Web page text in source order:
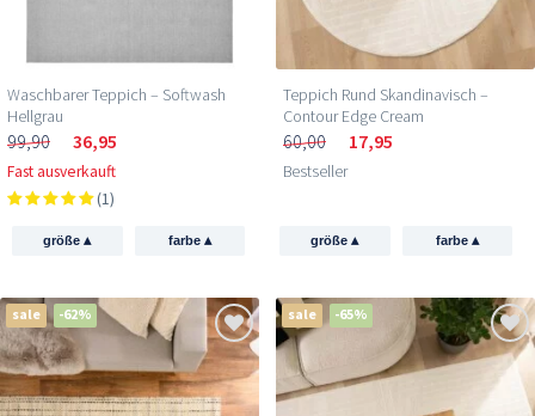
Waschbarer Teppich – Softwash
Hellgrau
99,90 36,95
Fast ausverkauft
(1)
größe▴ farbe ▴
Teppich Rund Skandinavisch –
Contour Edge Cream
60,00 17,95
Bestseller
größe▴ farbe ▴
sale -62% sale -65%